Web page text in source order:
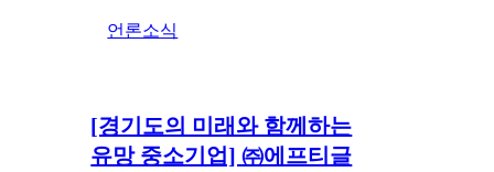
언론소식
[경기도의 미래와 함께하는
유망 중소기업] ㈜에프티글